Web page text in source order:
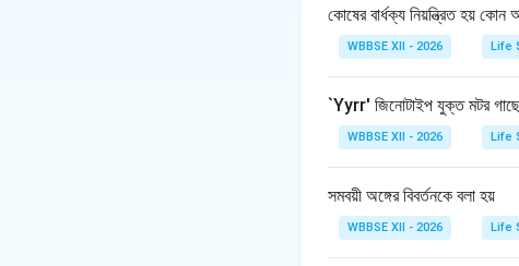
কোষের বার্ধক্য নিয়ন্ত্রিত হয় কোন
WBBSE XII - 2026 Life
`Yyrr' জিনোটাইপ যুক্ত মটর
WBBSE XII - 2026 Life
সমবয়ী অঙ্গের বিবর্তনকে বলা হয়
WBBSE XII - 2026 Life